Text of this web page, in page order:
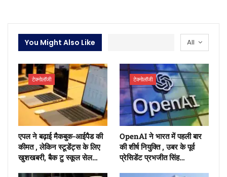
All
You Might Also Like
टेक्नोलॉजी
एपल ने बढ़ाई मैकबुक-आईपैड की
कीमत , लेकिन स्टूडेंट्स के लिए
खुशखबरी, बैक टु स्कूल सेल…
टेक्नोलॉजी
OpenAI ने भारत में पहली बार
की शीर्ष नियुक्ति , उबर के पूर्व
प्रेसिडेंट प्रभजीत सिंह…